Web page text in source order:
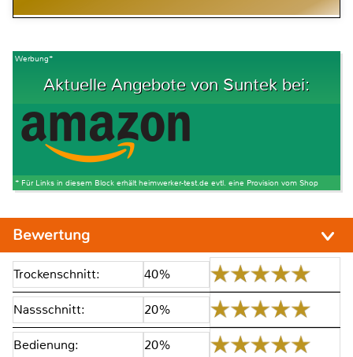
Werbung*
Aktuelle Angebote von Suntek bei:
* Für Links in diesem Block erhält heimwerker-test.de evtl. eine Provision vom Shop
Bewertung
Trockenschnitt: 40%
Nassschnitt: 20%
Bedienung: 20%